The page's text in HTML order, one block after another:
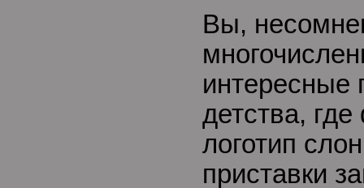
Вы,
интересные
детства,
логотип
приставки